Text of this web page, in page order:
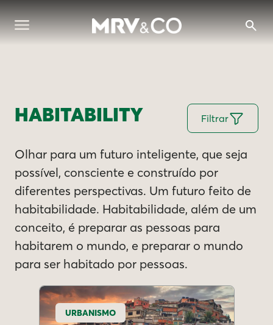
HABITABILITY Filtrar
Olhar para um futuro inteligente, que seja
possível, consciente e construído por
diferentes perspectivas. Um futuro feito de
habitabilidade. Habitabilidade, além de um
conceito, é preparar as pessoas para
habitarem o mundo, e preparar o mundo
para ser habitado por pessoas.
URBANISMO